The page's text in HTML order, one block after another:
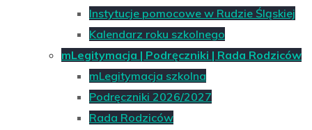
Instytucje pomocowe w Rudzie Śląskiej
Kalendarz roku szkolnego
mLegitymacja | Podręczniki | Rada Rodziców
mLegitymacja szkolna
Podręczniki 2026/2027
Rada Rodziców